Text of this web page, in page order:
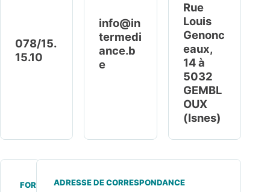
078/15.
15.10
info@in
termedi
ance.b
e
Rue
Louis
Genonc
eaux,
14 à
5032
GEMBL
OUX
(Isnes)
FORMULAIRE DEADRESSE DE CORRESPONDANCE